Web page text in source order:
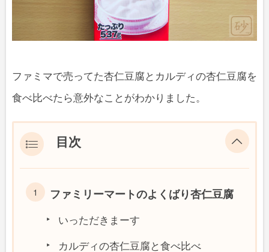
ファミマで売ってた杏仁豆腐とカルディの杏仁豆腐を
食べ比べたら意外なことがわかりました。
目次
ファミリーマートのよくばり杏仁豆腐
いっただきまーす
カルディの杏仁豆腐と食べ比べ